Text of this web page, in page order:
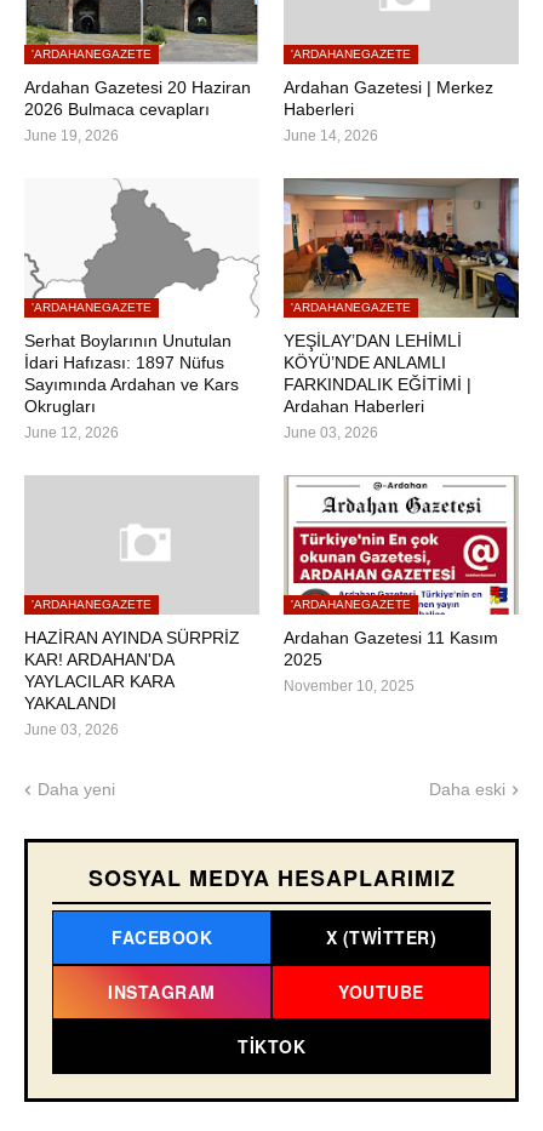
'ARDAHANEGAZETE
Ardahan Gazetesi 20 Haziran
2026 Bulmaca cevapları
June 19, 2026
'ARDAHANEGAZETE
Ardahan Gazetesi | Merkez
Haberleri
June 14, 2026
'ARDAHANEGAZETE
Serhat Boylarının Unutulan
İdari Hafızası: 1897 Nüfus
Sayımında Ardahan ve Kars
Okrugları
June 12, 2026
'ARDAHANEGAZETE
YEŞİLAY’DAN LEHİMLİ
KÖYÜ’NDE ANLAMLI
FARKINDALIK EĞİTİMİ |
Ardahan Haberleri
June 03, 2026
'ARDAHANEGAZETE
HAZİRAN AYINDA SÜRPRİZ
KAR! ARDAHAN'DA
YAYLACILAR KARA
YAKALANDI
June 03, 2026
'ARDAHANEGAZETE
Ardahan Gazetesi 11 Kasım
2025
November 10, 2025
Daha yeni Daha eski
SOSYAL MEDYA HESAPLARIMIZ
FACEBOOK X (TWITTER)
INSTAGRAM YOUTUBE
TIKTOK